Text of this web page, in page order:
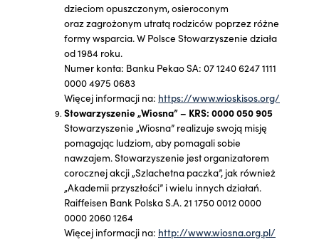
dzieciom opuszczonym, osieroconym
oraz zagrożonym utratą rodziców poprzez różne
formy wsparcia. W Polsce Stowarzyszenie działa
od 1984 roku.
Numer konta: Banku Pekao SA: 07 1240 6247 1111
0000 4975 0683
Więcej informacji na: https://www.wioskisos.org/
Stowarzyszenie „Wiosna” – KRS: 0000 050 905
Stowarzyszenie „Wiosna” realizuje swoją misję
pomagając ludziom, aby pomagali sobie
nawzajem. Stowarzyszenie jest organizatorem
corocznej akcji „Szlachetna paczka”, jak również
„Akademii przyszłości” i wielu innych działań.
Raiffeisen Bank Polska S.A. 21 1750 0012 0000
0000 2060 1264
Więcej informacji na: http://www.wiosna.org.pl/